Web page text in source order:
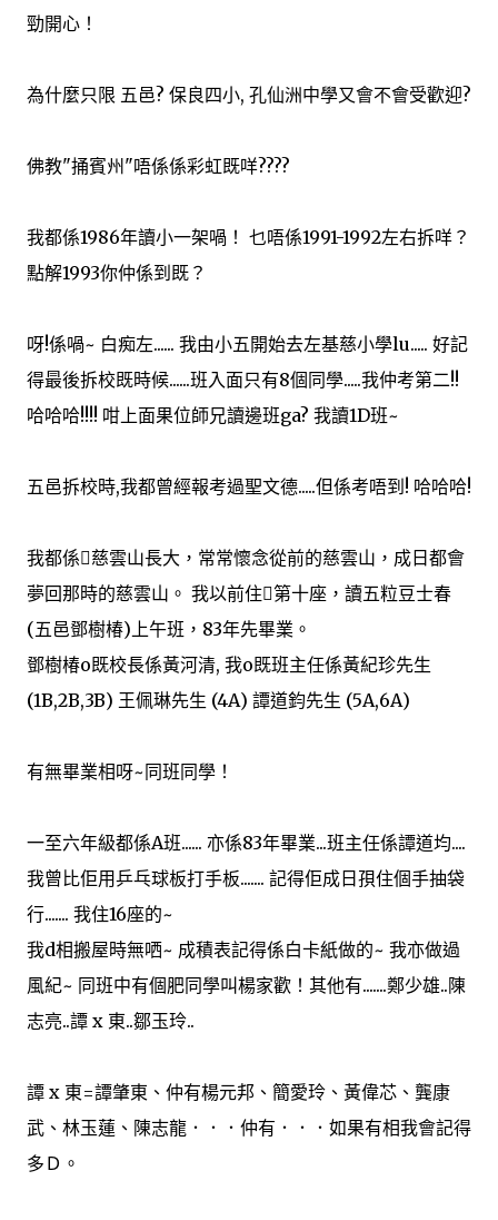
勁開心！
為什麼只限 五邑? 保良四小, 孔仙洲中學又會不會受歡迎?
佛教"捅賓州"唔係係彩虹既咩????
我都係1986年讀小一架喎！ 乜唔係1991-1992左右拆咩？
點解1993你仲係到既？
呀!係喎~ 白痴左...... 我由小五開始去左基慈小學lu..... 好記
得最後拆校既時候......班入面只有8個同學.....我仲考第二!!
哈哈哈!!!! 咁上面果位師兄讀邊班ga? 我讀1D班~
五邑拆校時,我都曾經報考過聖文德.....但係考唔到! 哈哈哈!
我都係慈雲山長大，常常懷念從前的慈雲山，成日都會
夢回那時的慈雲山。 我以前住第十座，讀五粒豆士春
(五邑鄧樹椿)上午班，83年先畢業。
鄧樹椿o既校長係黃河清, 我o既班主任係黃紀珍先生
(1B,2B,3B) 王佩琳先生 (4A) 譚道鈞先生 (5A,6A)
有無畢業相呀~同班同學！
一至六年級都係A班...... 亦係83年畢業...班主任係譚道均....
我曾比佢用乒乓球板打手板....... 記得佢成日孭住個手抽袋
行....... 我住16座的~
我d相搬屋時無哂~ 成積表記得係白卡紙做的~ 我亦做過
風紀~ 同班中有個肥同學叫楊家歡！其他有.......鄭少雄..陳
志亮..譚 x 東..鄒玉玲..
譚 x 東=譚肇東、仲有楊元邦、簡愛玲、黃偉芯、龔康
武、林玉蓮、陳志龍．．．仲有．．．如果有相我會記得
多Ｄ。